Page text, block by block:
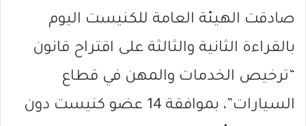
صادقت الهيئة العامة للكنيست اليوم
بالقراءة الثانية والثالثة على اقتراح قانون
“ترخيص الخدمات والمهن في قطاع
السيارات”، بموافقة 14 عضو كنيست دون